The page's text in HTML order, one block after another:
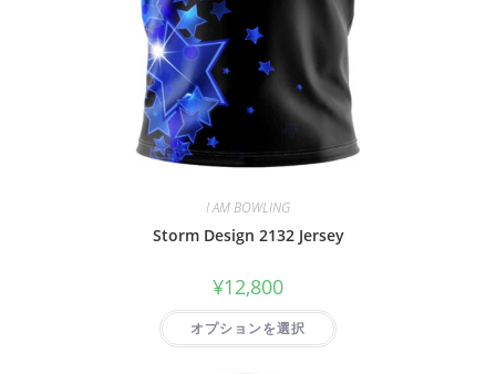
I AM BOWLING
Storm Design 2132 Jersey
¥12,800
オプションを選択